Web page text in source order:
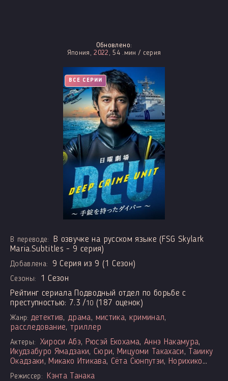
Обновлено:
Япония,2022 , 54 .мин / серия
ВСЕ СЕРИИ
В переводе:
В озвучке на русском языке (FSG Skylark
Maria.Subtitles - 9 серия)
Добавлена: 9 Серия из 9 (1 Сезон)
Сезоны:
1 Сезон
Рейтинг сериала Подводный отдел по борьбе с
преступностью: 7.3 /10 (187 оценок)
Жанр: детектив, драма, мистика, криминал,
расследование,триллер
Актеры: Хироси Абэ, Рюсэй Ёкохама, Аннэ Накамура,
Икудзабуро Ямадзаки,Сюри, Мицуоми Такахаси, Таиику
Окадзаки, Микако Итикава, Сёта Сюнпутэи, Норихико
Цукуда
Режиссер: Кэнта Танака